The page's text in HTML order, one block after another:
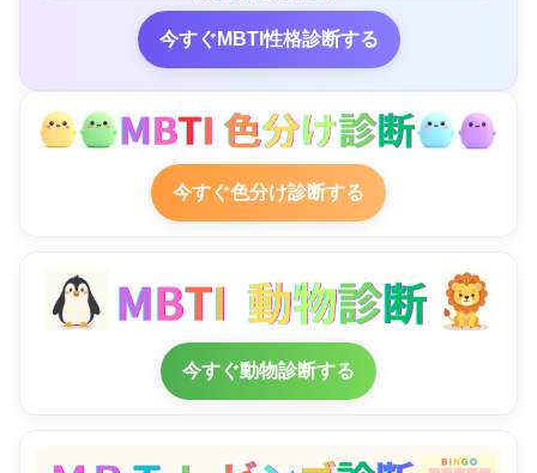
今すぐMBTI性格診断する
今すぐ色分け診断する
今すぐ動物診断する